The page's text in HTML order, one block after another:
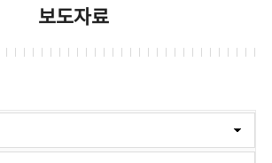
보도자료